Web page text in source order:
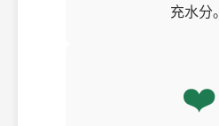
充水分。
❤️